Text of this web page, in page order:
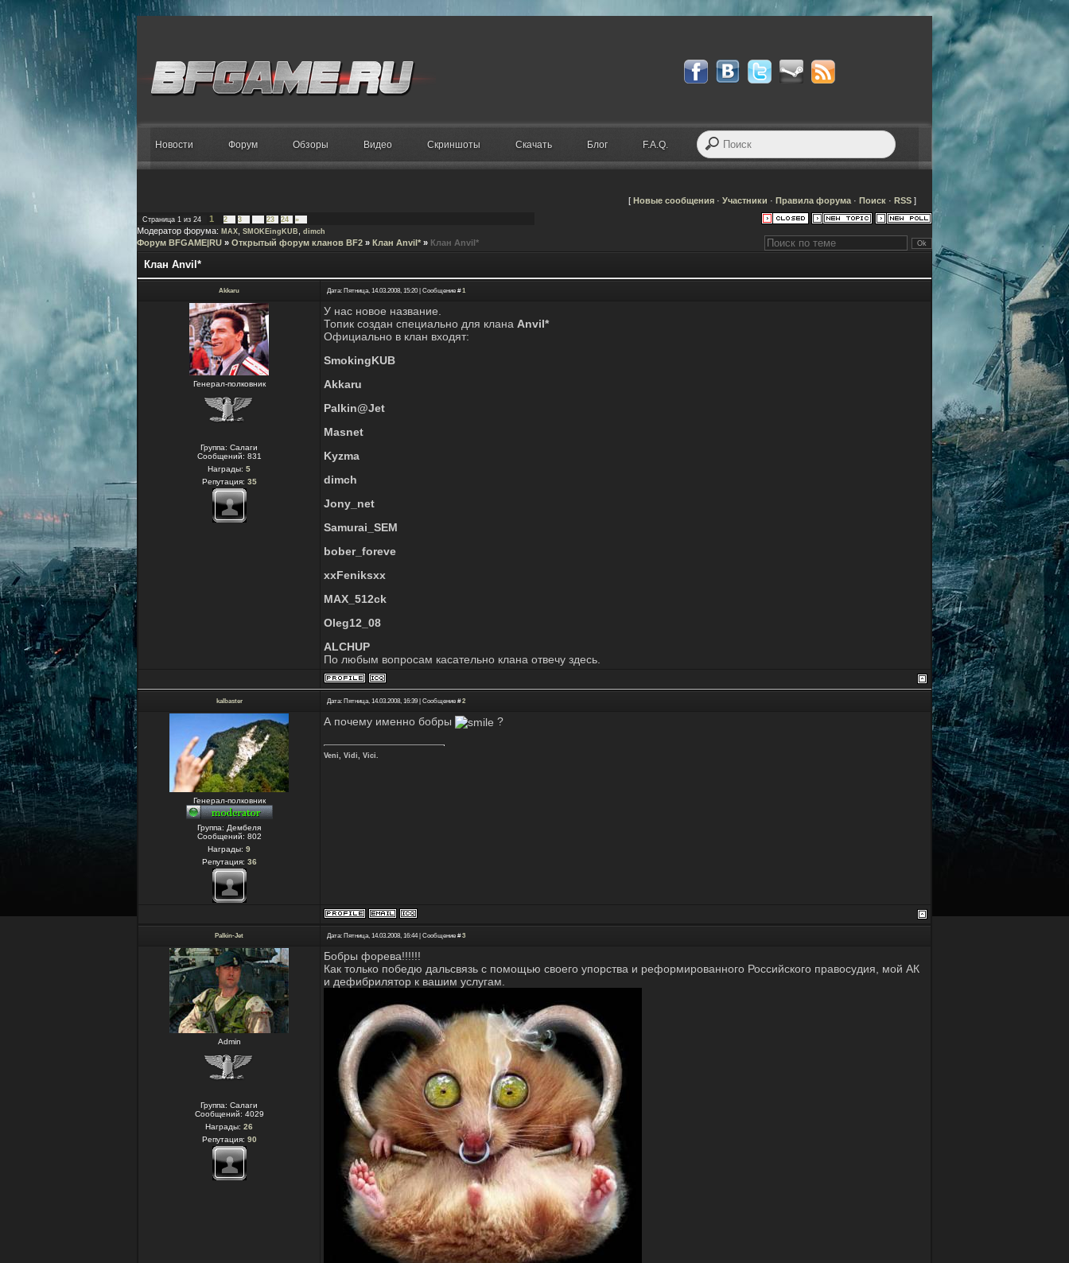
Новости Форум Обзоры Видео Скриншоты Скачать Блог F.A.Q.
[ Новые сообщения · Участники · Правила форума · Поиск · RSS ]
Страница 1 из 24 1 2 3 23 24 »
Модератор форума: MAX SMOKEingKUB dimch
Форум BFGAME|RU » Открытый форум кланов BF2 » Клан Anvil* » Клан Anvil*
Клан Anvil*
Akkaru Дата: Пятница, 14.03.2008, 15:20 | Сообщение #1
Генерал-полковник
Группа: Салаги
Сообщений: 831
Награды: 5
Репутация: 35
У нас новое название.
Топик создан специально для клана Anvil*
Официально в клан входят:
SmokingKUB
Akkaru
Palkin@Jet
Masnet
Kyzma
dimch
Jony_net
Samurai_SEM
bober_foreve
xxFeniksxx
MAX_512ck
Oleg12_08
ALCHUP
По любым вопросам касательно клана отвечу здесь.
kalbaster Дата: Пятница, 14.03.2008, 16:39 | Сообщение #2
Генерал-полковник
Группа: Дембеля
Сообщений: 802
Награды: 9
Репутация: 36
А почему именно бобры ?
Veni, Vidi, Vici.
Palkin-Jet Дата: Пятница, 14.03.2008, 16:44 | Сообщение #3
Admin
Группа: Салаги
Сообщений: 4029
Награды: 26
Репутация: 90
Бобры форева!!!!!!
Как только победю дальсвязь с помощью своего упорства и реформированного Российского правосудия, мой АК
и дефибрилятор к вашим услугам.